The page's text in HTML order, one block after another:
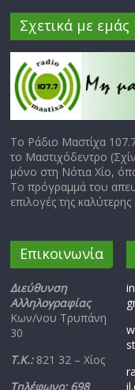
Σχετικά με εμάς
Το Ράδιο Μαστίχα
το Μαστιχόδεντρο
μόνο στη Νότια Χίο,
Το πρόγραμμά του
επιλογές της
Επικοινωνία
Διεύθυνση
Αλληλογραφίας
Κων/νου Τρυπάνη
30
Τ.Κ.: 821 32 – Χίος
Τηλέφωνο: 698